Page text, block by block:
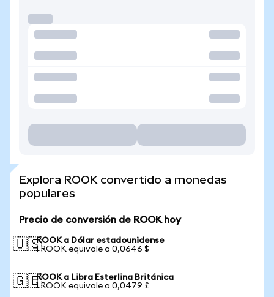
Explora ROOK convertido a monedas
populares
Precio de conversión de ROOK hoy
🇺🇸ROOK a Dólar estadounidense
1 ROOK equivale a 0,0646 $
🇬🇧ROOK a Libra Esterlina Británica
1 ROOK equivale a 0,0479 £